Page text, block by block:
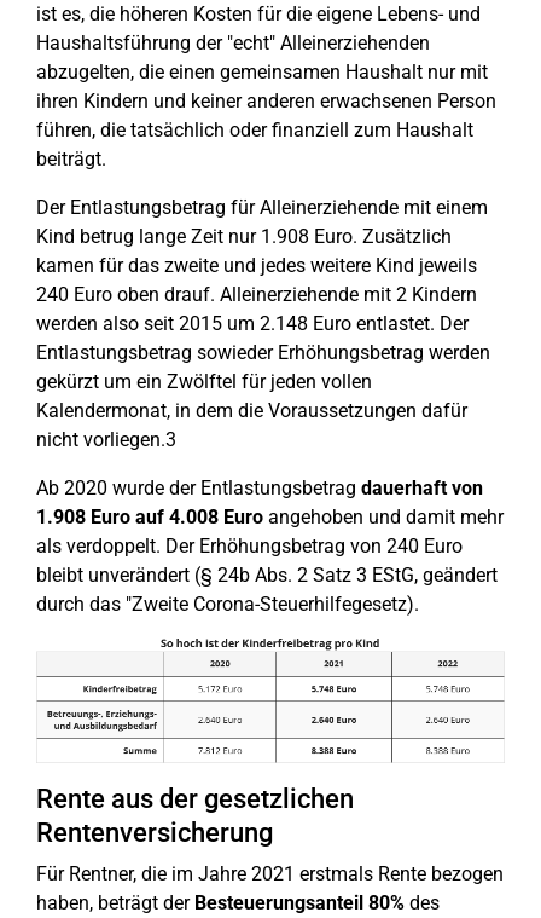
ist es, die höheren Kosten für die eigene Lebens- und
Haushaltsführung der "echt" Alleinerziehenden
abzugelten, die einen gemeinsamen Haushalt nur mit
ihren Kindern und keiner anderen erwachsenen Person
führen, die tatsächlich oder finanziell zum Haushalt
beiträgt.
Der Entlastungsbetrag für Alleinerziehende mit einem
Kind betrug lange Zeit nur 1.908 Euro. Zusätzlich
kamen für das zweite und jedes weitere Kind jeweils
240 Euro oben drauf. Alleinerziehende mit 2 Kindern
werden also seit 2015 um 2.148 Euro entlastet. Der
Entlastungsbetrag sowieder Erhöhungsbetrag werden
gekürzt um ein Zwölftel für jeden vollen
Kalendermonat, in dem die Voraussetzungen dafür
nicht vorliegen.3
Ab 2020 wurde der Entlastungsbetrag dauerhaft von
1.908 Euro auf 4.008 Euro angehoben und damit mehr
als verdoppelt. Der Erhöhungsbetrag von 240 Euro
bleibt unverändert (§ 24b Abs. 2 Satz 3 EStG, geändert
durch das "Zweite Corona-Steuerhilfegesetz).
Rente aus der gesetzlichen
Rentenversicherung
Für Rentner, die im Jahre 2021 erstmals Rente bezogen
haben, beträgt der Besteuerungsanteil 80% des